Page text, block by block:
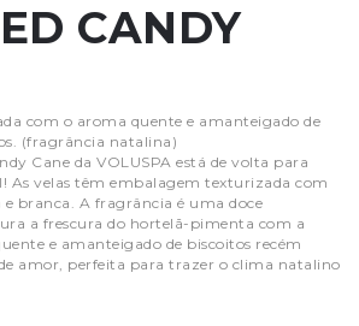
CANDY
com o aroma quente e amanteigado de
(fragrância natalina)
Cane da VOLUSPA está de volta para
As velas têm embalagem texturizada com
branca. A fragrância é uma doce
a frescura do hortelã-pimenta com a
e amanteigado de biscoitos recém
amor, perfeita para trazer o clima natalino